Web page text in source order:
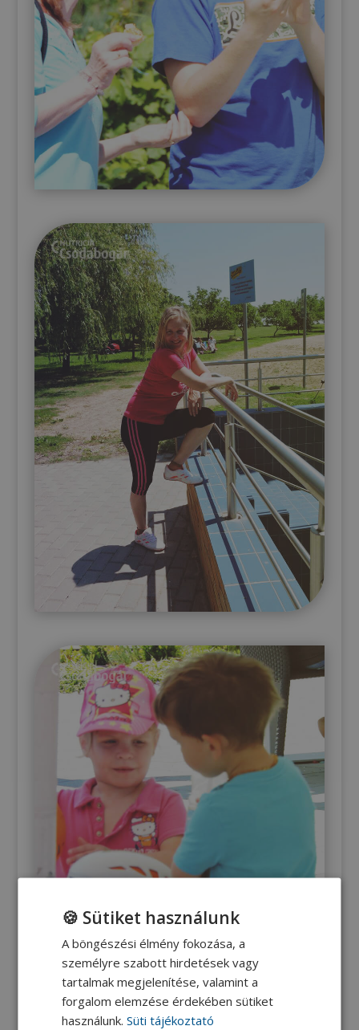
🍪 Sütiket használunk
A böngészési élmény fokozása, a
személyre szabott hirdetések vagy
tartalmak megjelenítése, valamint a
forgalom elemzése érdekében sütiket
használunk. Süti tájékoztató